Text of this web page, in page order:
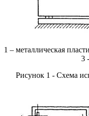
1 – металлическая
3
Рисунок 1 - Схема